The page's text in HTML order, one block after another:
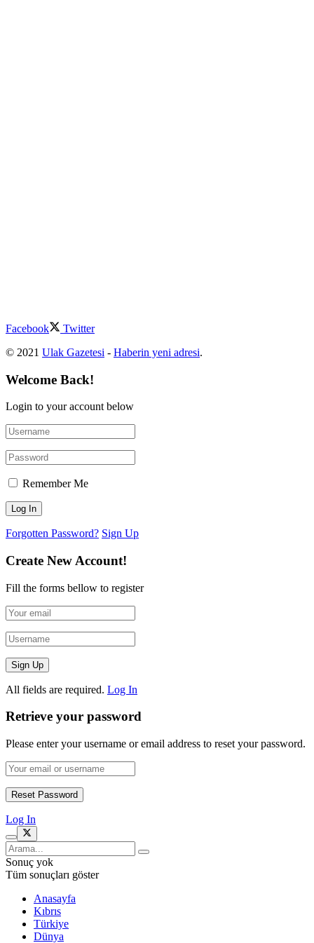
Facebook
Twitter
© 2021 Ulak Gazetesi - Haberin yeni adresi.
Welcome Back!
Login to your account below
Remember Me
Forgotten Password? Sign Up
Create New Account!
Fill the forms bellow to register
All fields are required. Log In
Retrieve your password
Please enter your username or email address to reset your password.
Log In
Sonuç yok
Tüm sonuçları göster
Anasayfa
Kıbrıs
Türkiye
Dünya